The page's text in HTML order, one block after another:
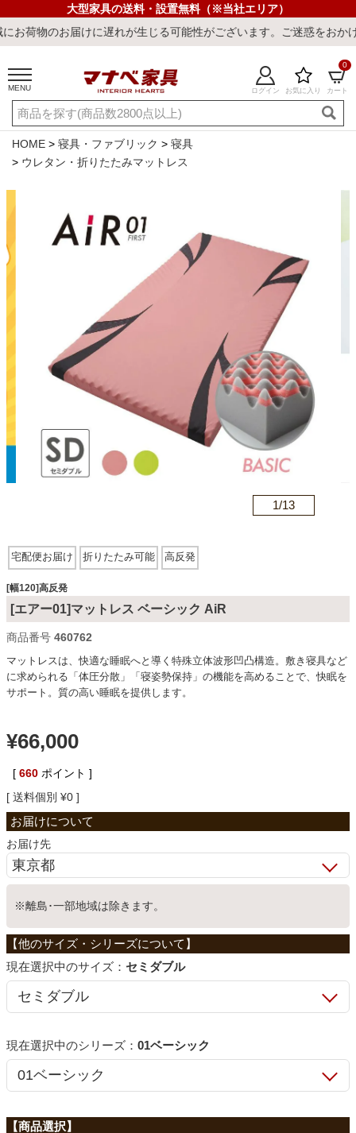
大型家具の送料・設置無料（※当社エリア）
けに遅れが生じる可能性がございます。ご迷惑をおかけしまして
MENU ログイン お気に入り カート
0
ご利用ガイド 新規会員登録
店舗一覧 閲覧履歴
よくある質問
キーワード・商品番号で探す
冷感ラグ ワークデスク
ソファ
ダイニングテーブル・セット
椅子・チェア
食器棚・キッチン収納
ベッド
収納家具
ホームオフィス
こたつ
寝具
ファブリック
カーテン
HOME 寝具・ファブリック
寝具
ウレタン・折りたたみマットレス
1/13
宅配便お届け 折りたたみ可能 高反発
[幅120]高反発
[エアー01]マットレス ベーシック AiR
商品番号 460762
マットレスは、快適な睡眠へと導く特殊立体波形凹凸構造。敷き寝具など
に求められる「体圧分散」「寝姿勢保持」の機能を高めることで、快眠を
サポート。質の高い睡眠を提供します。
¥66,000
[ 660 ポイント ]
送料個別 ¥0
お届け先
※離島･一部地域は除きます。
サイズ： セミダブル
シリーズ： 01ベーシック